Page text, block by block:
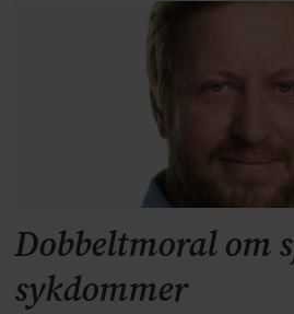
Dobbeltmoral om
sykdommer